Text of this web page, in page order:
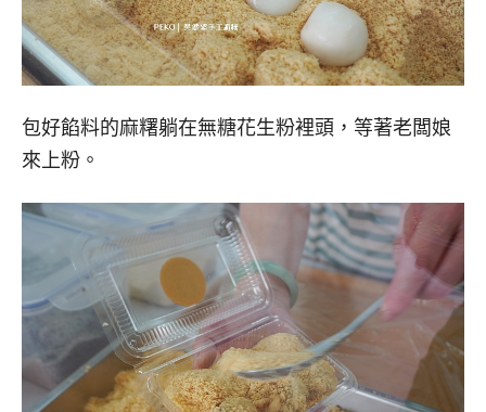
包好餡料的麻糬躺在無糖花生粉裡頭，等著老闆娘
來上粉。